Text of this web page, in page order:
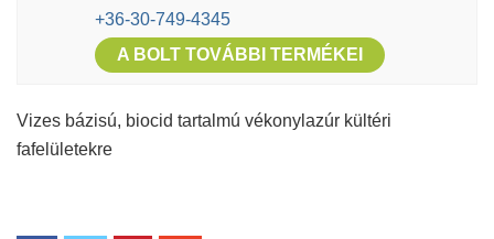
+36-30-749-4345
A BOLT TOVÁBBI TERMÉKEI
Vizes bázisú, biocid tartalmú vékonylazúr kültéri
fafelületekre